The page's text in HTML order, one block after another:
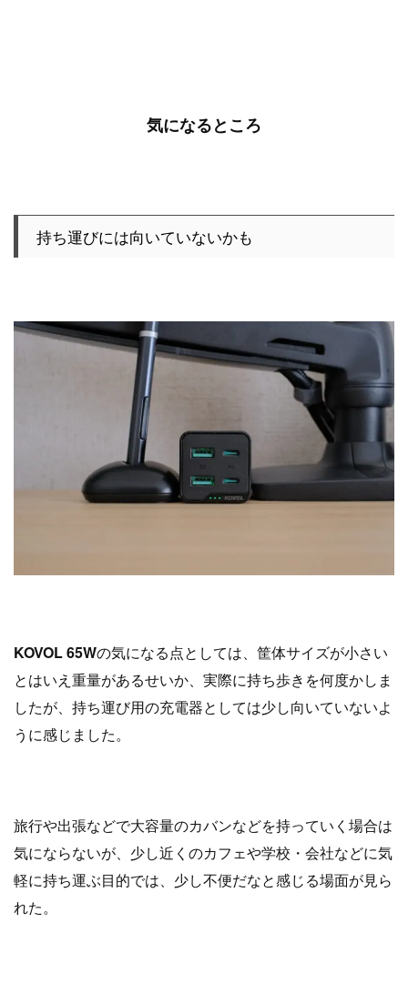
気になるところ
持ち運びには向いていないかも
KOVOL 65Wの気になる点としては、筐体サイズが小さい
とはいえ重量があるせいか、実際に持ち歩きを何度かしま
したが、持ち運び用の充電器としては少し向いていないよ
うに感じました。
旅行や出張などで大容量のカバンなどを持っていく場合は
気にならないが、少し近くのカフェや学校・会社などに気
軽に持ち運ぶ目的では、少し不便だなと感じる場面が見ら
れた。